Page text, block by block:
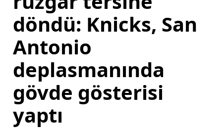
döndü: Knicks, San
Antonio
deplasmanında
gövde gösterisi
yaptı